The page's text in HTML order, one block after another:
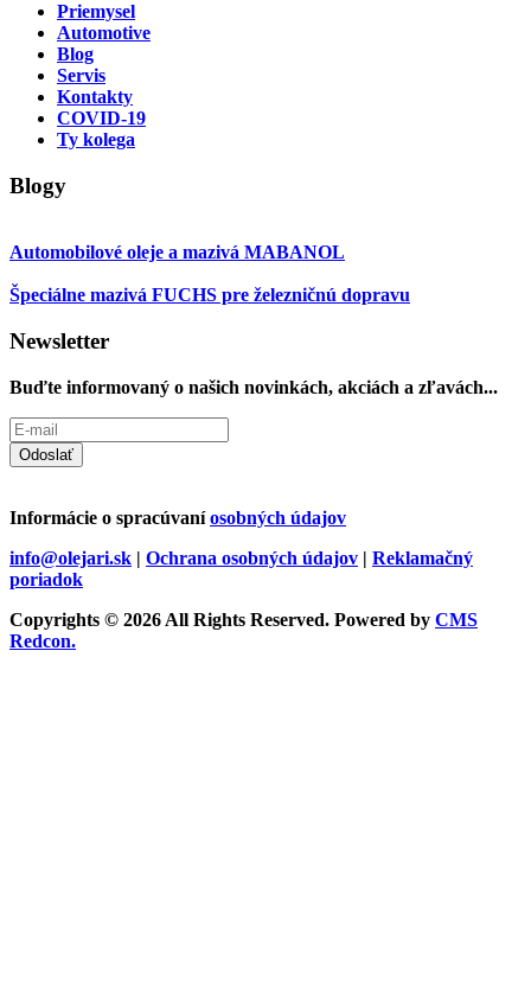
Priemysel
Automotive
Blog
Servis
Kontakty
COVID-19
Ty kolega
Blogy
Automobilové oleje a mazivá MABANOL
Špeciálne mazivá FUCHS pre železničnú dopravu
Newsletter
Buďte informovaný o našich novinkách, akciách a zľavách...
Odoslať
Informácie o spracúvaníosobných údajov
info@olejari.sk | Ochrana osobných údajov | Reklamačný
poriadok
Copyrights © 2026 All Rights Reserved. Powered by CMS
Redcon.